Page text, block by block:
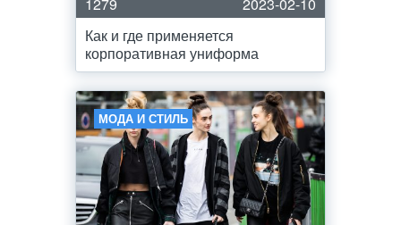
Как и где применяется
корпоративная униформа
МОДА И СТИЛЬ